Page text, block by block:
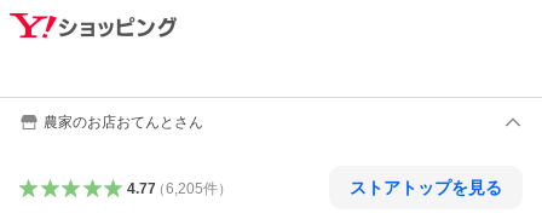
農家のお店おてんとさん
4.77（6,205件） ストアトップを見る